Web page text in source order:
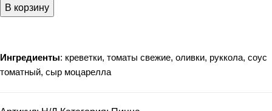
В корзину
Ингредиенты: креветки, томаты свежие, оливки, руккола, соус
томатный, сыр моцарелла